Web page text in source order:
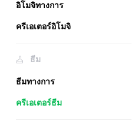
อิโมจิทางการ
ครีเอเตอร์อิโมจิ
ธีม
ธีมทางการ
ครีเอเตอร์ธีม